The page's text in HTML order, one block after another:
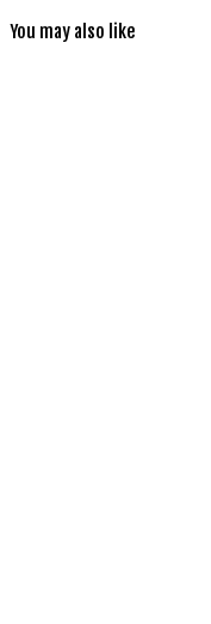
You may also like